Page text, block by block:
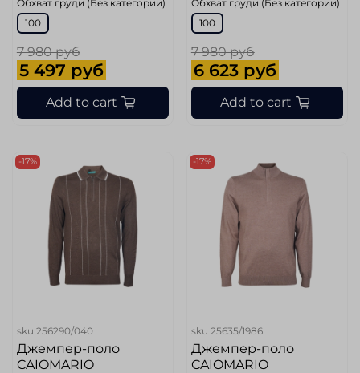
Обхват груди (Без категории)
100
7 980 руб
5 497 руб
Add to cart
Обхват груди (Без категории)
100
7 980 руб
6 623 руб
Add to cart
-17%
sku 256290/040
Джемпер-поло
CAIOMARIO
-17%
sku 25635/1986
Джемпер-поло
CAIOMARIO